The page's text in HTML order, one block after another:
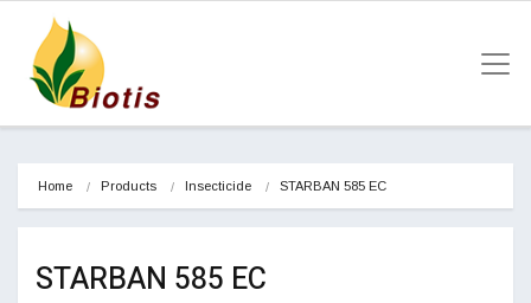
Home Products Insecticide STARBAN 585 EC
STARBAN 585 EC